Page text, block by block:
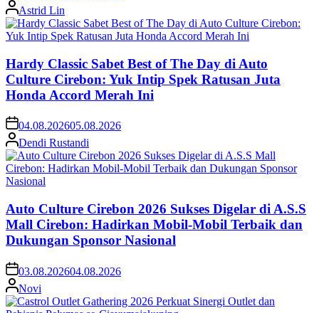
Astrid Lin
Hardy Classic Sabet Best of The Day di Auto
Culture Cirebon: Yuk Intip Spek Ratusan Juta
Honda Accord Merah Ini
04.08.202605.08.2026
Dendi Rustandi
Auto Culture Cirebon 2026 Sukses Digelar di A.S.S
Mall Cirebon: Hadirkan Mobil-Mobil Terbaik dan
Dukungan Sponsor Nasional
03.08.202604.08.2026
Novi